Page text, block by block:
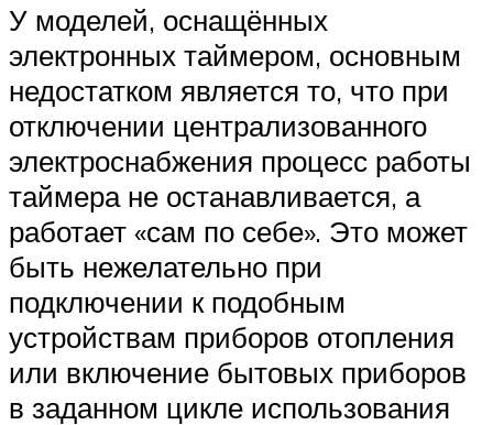
У моделей, оснащённых
электронных таймером, основным
недостатком является то, что при
отключении централизованного
электроснабжения процесс работы
таймера не останавливается, а
работает «сам по себе». Это может
быть нежелательно при
подключении к подобным
устройствам приборов отопления
или включение бытовых приборов
в заданном цикле использования